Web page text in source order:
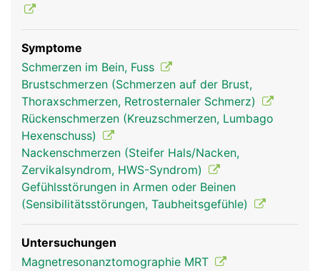
Frau Mann
Symptome
Schmerzen im Bein, Fuss
Brustschmerzen (Schmerzen auf der Brust,
Thoraxschmerzen, Retrosternaler Schmerz)
Rückenschmerzen (Kreuzschmerzen, Lumbago
Hexenschuss)
Nackenschmerzen (Steifer Hals/Nacken,
Zervikalsyndrom, HWS-Syndrom)
Gefühlsstörungen in Armen oder Beinen
(Sensibilitätsstörungen, Taubheitsgefühle)
Untersuchungen
Magnetresonanztomographie MRT